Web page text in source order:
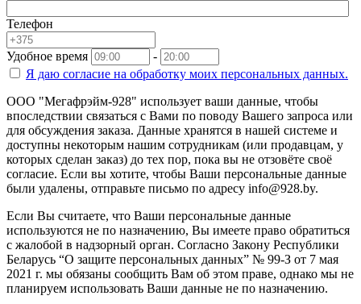
Телефон
Удобное время
-
Я даю согласие на обработку моих персональных данных.
ООО "Мегафрэйм-928" использует ваши данные, чтобы
впоследствии связаться с Вами по поводу Вашего запроса или
для обсуждения заказа. Данные хранятся в нашей системе и
доступны некоторым нашим сотрудникам (или продавцам, у
которых сделан заказ) до тех пор, пока вы не отзовёте своё
согласие. Если вы хотите, чтобы Ваши персональные данные
были удалены, отправьте письмо по адресу info@928.by.
Если Вы считаете, что Ваши персональные данные
используются не по назначению, Вы имеете право обратиться
с жалобой в надзорный орган. Согласно Закону Республики
Беларусь “О защите персональных данных” № 99-З от 7 мая
2021 г. мы обязаны сообщить Вам об этом праве, однако мы не
планируем использовать Ваши данные не по назначению.